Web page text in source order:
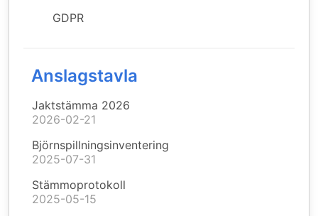
GDPR
Anslagstavla
Jaktstämma 2026
2026-02-21
Björnspillningsinventering
2025-07-31
Stämmoprotokoll
2025-05-15